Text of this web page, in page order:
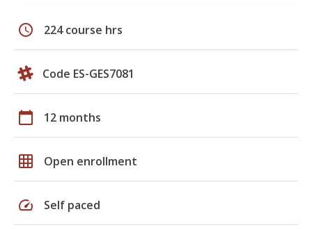
schedule 224 course hrs
Code ES-GES7081
calendar_today 12 months
grid_on Open enrollment
speed Self paced